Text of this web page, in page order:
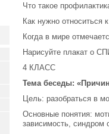
Что такое
Как нужно
Когда в мире
Нарисуйте плакат о
4 КЛАСС
Тема беседы:
Цель: разобраться в
Основные понятия:
зависимость, синдром